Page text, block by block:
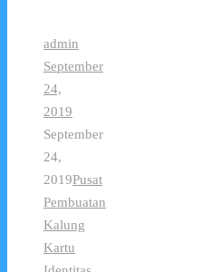
admin
September
24,
2019
September
24,
2019Pusat
Pembuatan
Kalung
Kartu